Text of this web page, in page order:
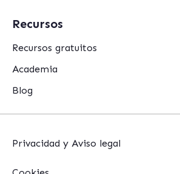
Recursos
Recursos gratuitos
Academia
Blog
Privacidad y Aviso legal